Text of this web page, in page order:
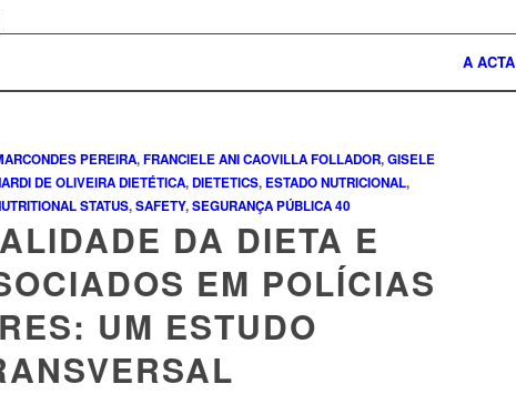
A ACTA
PEREIRA,FRANCIELE ANI CAOVILLA FOLLADOR,GISELE
DE OLIVEIRADIETÉTICA,DIETETICS, ESTADO NUTRICIONAL,
STATUS,SAFETY,SEGURANÇA PÚBLICA40
DA DIETA E
EM POLÍCIAS
UM ESTUDO